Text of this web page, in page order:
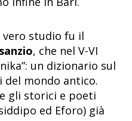
studio fu il
, che nel V-VI
un dizionario sul
mondo antico.
gli storici e poeti
ed Eforo) già